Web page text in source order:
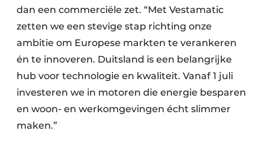
dan een commerciële zet. “Met Vestamatic
zetten we een stevige stap richting onze
ambitie om Europese markten te verankeren
én te innoveren. Duitsland is een belangrijke
hub voor technologie en kwaliteit. Vanaf 1 juli
investeren we in motoren die energie besparen
en woon- en werkomgevingen écht slimmer
maken.”